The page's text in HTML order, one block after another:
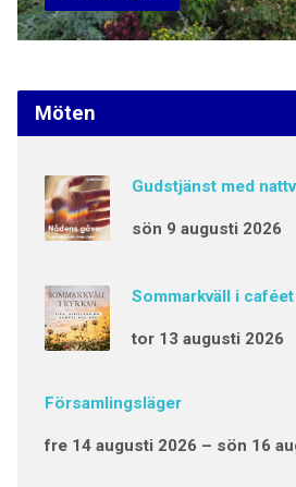
Möten
Gudstjänst med
sön 9 augusti 2026
Sommarkväll i caféet
tor 13 augusti 2026
Församlingsläger
fre 14 augusti 2026 – sön 16